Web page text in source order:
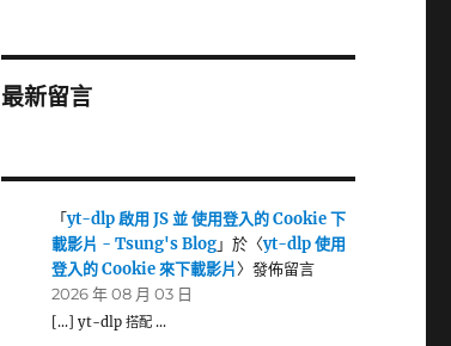
最新留言
「yt-dlp 啟用 JS 並 使用登入的 Cookie 下
載影片 - Tsung's Blog」於〈yt-dlp 使用
登入的 Cookie 來下載影片〉發佈留言
2026 年 08 月 03 日
[…] yt-dlp 搭配 …